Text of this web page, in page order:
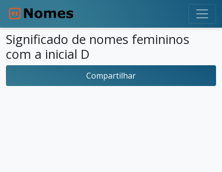
Significado de nomes femininos
com a inicial D
Compartilhar